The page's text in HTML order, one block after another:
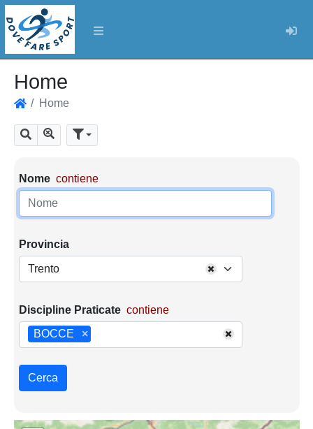
Home
Home
Cerca Mostra tutti i risultati
Parametri di ricerca
Nome contiene
Provincia
Trento
Discipline Praticate contiene
×
BOCCE
Cerca